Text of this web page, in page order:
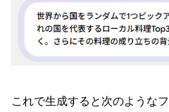
これで生成すると次のような